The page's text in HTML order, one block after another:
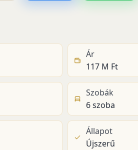
Ár
117 M Ft
Szobák
6 szoba
Állapot
Újszerű